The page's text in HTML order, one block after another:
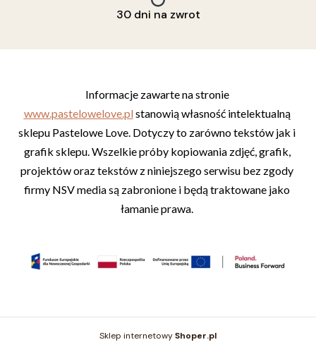
30 dni na zwrot
Informacje zawarte na stronie
www.pastelowelove.pl stanowią własność intelektualną
sklepu Pastelowe Love. Dotyczy to zarówno tekstów jak i
grafik sklepu. Wszelkie próby kopiowania zdjęć, grafik,
projektów oraz tekstów z niniejszego serwisu bez zgody
firmy NSV media są zabronione i będą traktowane jako
łamanie prawa.
Sklep internetowyShoper.pl